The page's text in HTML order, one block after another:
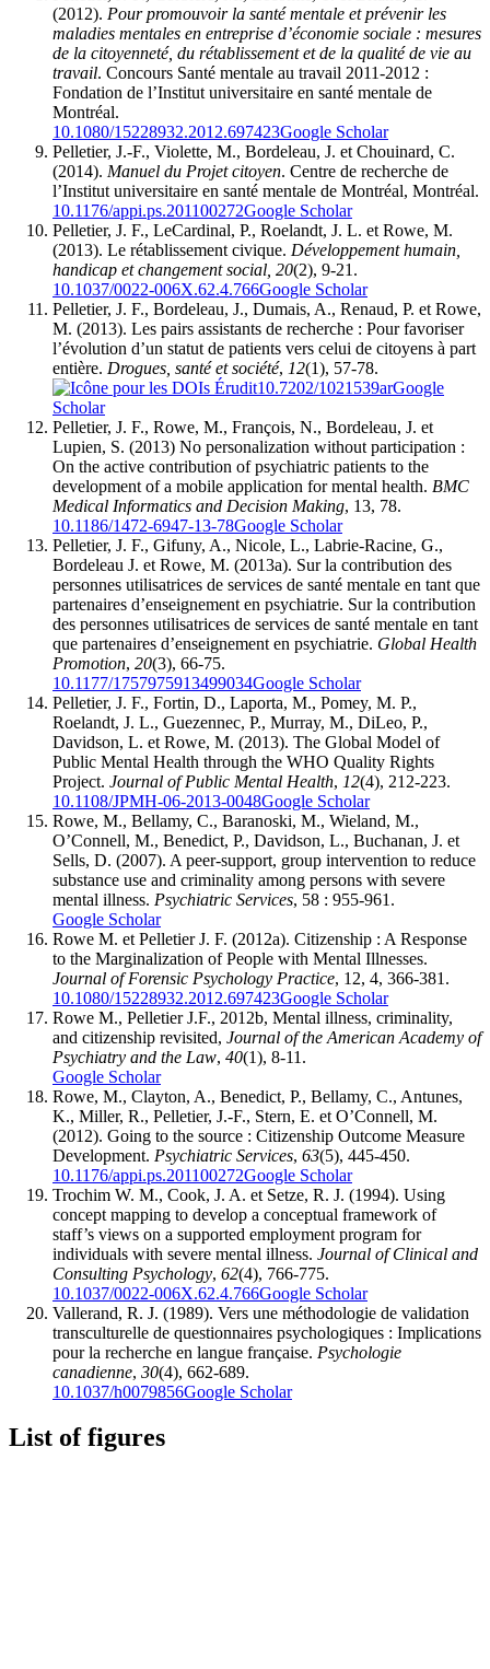
(2012). Pour promouvoir la santé mentale et prévenir les
maladies mentales en entreprise d’économie sociale : mesures
de la citoyenneté, du rétablissement et de la qualité de vie au
travail. Concours Santé mentale au travail 2011-2012 :
Fondation de l’Institut universitaire en santé mentale de
Montréal.
10.1080/15228932.2012.697423Google Scholar
Pelletier, J.-F., Violette, M., Bordeleau, J. et Chouinard, C.
(2014). Manuel du Projet citoyen. Centre de recherche de
l’Institut universitaire en santé mentale de Montréal, Montréal.
10.1176/appi.ps.201100272Google Scholar
Pelletier, J. F., LeCardinal, P., Roelandt, J. L. et Rowe, M.
(2013). Le rétablissement civique. Développement humain,
handicap et changement social, 20(2), 9-21.
10.1037/0022-006X.62.4.766Google Scholar
Pelletier, J. F., Bordeleau, J., Dumais, A., Renaud, P. et Rowe,
M. (2013). Les pairs assistants de recherche : Pour favoriser
l’évolution d’un statut de patients vers celui de citoyens à part
entière. Drogues, santé et société, 12(1), 57-78.
10.7202/1021539arGoogle
Scholar
Pelletier, J. F., Rowe, M., François, N., Bordeleau, J. et
Lupien, S. (2013) No personalization without participation :
On the active contribution of psychiatric patients to the
development of a mobile application for mental health. BMC
Medical Informatics and Decision Making, 13, 78.
10.1186/1472-6947-13-78Google Scholar
Pelletier, J. F., Gifuny, A., Nicole, L., Labrie-Racine, G.,
Bordeleau J. et Rowe, M. (2013a). Sur la contribution des
personnes utilisatrices de services de santé mentale en tant que
partenaires d’enseignement en psychiatrie. Sur la contribution
des personnes utilisatrices de services de santé mentale en tant
que partenaires d’enseignement en psychiatrie. Global Health
Promotion, 20(3), 66-75.
10.1177/1757975913499034Google Scholar
Pelletier, J. F., Fortin, D., Laporta, M., Pomey, M. P.,
Roelandt, J. L., Guezennec, P., Murray, M., DiLeo, P.,
Davidson, L. et Rowe, M. (2013). The Global Model of
Public Mental Health through the WHO Quality Rights
Project. Journal of Public Mental Health, 12(4), 212-223.
10.1108/JPMH-06-2013-0048Google Scholar
Rowe, M., Bellamy, C., Baranoski, M., Wieland, M.,
O’Connell, M., Benedict, P., Davidson, L., Buchanan, J. et
Sells, D. (2007). A peer-support, group intervention to reduce
substance use and criminality among persons with severe
mental illness. Psychiatric Services, 58 : 955-961.
Google Scholar
Rowe M. et Pelletier J. F. (2012a). Citizenship : A Response
to the Marginalization of People with Mental Illnesses.
Journal of Forensic Psychology Practice, 12, 4, 366-381.
10.1080/15228932.2012.697423Google Scholar
Rowe M., Pelletier J.F., 2012b, Mental illness, criminality,
and citizenship revisited, Journal of the American Academy of
Psychiatry and the Law, 40(1), 8-11.
Google Scholar
Rowe, M., Clayton, A., Benedict, P., Bellamy, C., Antunes,
K., Miller, R., Pelletier, J.-F., Stern, E. et O’Connell, M.
(2012). Going to the source : Citizenship Outcome Measure
Development. Psychiatric Services, 63(5), 445-450.
10.1176/appi.ps.201100272Google Scholar
Trochim W. M., Cook, J. A. et Setze, R. J. (1994). Using
concept mapping to develop a conceptual framework of
staff’s views on a supported employment program for
individuals with severe mental illness. Journal of Clinical and
Consulting Psychology, 62(4), 766-775.
10.1037/0022-006X.62.4.766Google Scholar
Vallerand, R. J. (1989). Vers une méthodologie de validation
transculturelle de questionnaires psychologiques : Implications
pour la recherche en langue française. Psychologie
canadienne, 30(4), 662-689.
10.1037/h0079856Google Scholar
List of figures